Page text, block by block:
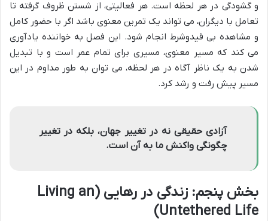
و گشودگی در هر لحظه است. هر فعالیتی، از شستن ظروف گرفته تا
تعامل با دیگران، می تواند یک تمرین معنوی باشد اگر با حضور کامل
و مشاهده بی قیدوشرط انجام شود. این فصل به خواننده یادآوری
می کند که مسیر معنوی، مسیری برای تمام عمر است و با تبدیل
شدن به یک ناظر آگاه در هر لحظه، می توان به طور مداوم در این
مسیر پیش رفت و رشد کرد.
آزادی حقیقی نه در تغییر جهان، بلکه در تغییر
چگونگی واکنش ما به آن است.
بخش پنجم: زندگی در رهایی (Living an
Untethered Life)